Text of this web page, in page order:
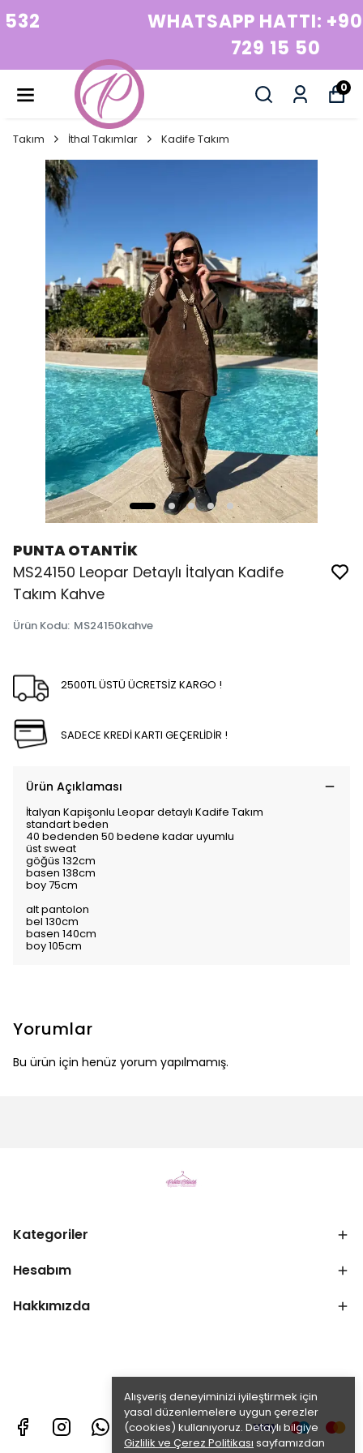
WHATSAPP HATTI: +90 532
0
Alışveriş deneyiminizi iyileştirmek için
yasal düzenlemelere uygun çerezler
(cookies) kullanıyoruz. Detaylı bilgiye
Gizlilik ve Çerez Politikası sayfamızdan
Takım İthal Takımlar Kadife Takım
PUNTA OTANTİK
MS24150 Leopar Detaylı İtalyan Kadife
Takım Kahve
Ürün Kodu: MS24150kahve
2500TL ÜSTÜ ÜCRETSİZ KARGO !
SADECE KREDİ KARTI GEÇERLİDİR !
Ürün Açıklaması
İtalyan Kapişonlu Leopar detaylı Kadife Takım
standart beden
40 bedenden 50 bedene kadar uyumlu
üst sweat
göğüs 132cm
basen 138cm
boy 75cm
alt pantolon
bel 130cm
basen 140cm
boy 105cm
Yorumlar
Bu ürün için henüz yorum yapılmamış.
Kategoriler
Hesabım
Hakkımızda